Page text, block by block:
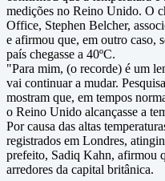
medições no Reino Unido. O
Office, Stephen Belcher,
e afirmou que, em outro caso,
país chegasse a 40ºC.
"Para mim, (o recorde) é um
vai continuar a mudar.
mostram que, em tempos
o Reino Unido alcançasse a
Por causa das altas
registrados em Londres,
prefeito, Sadiq Kahn, afirmou
arredores da capital britânica.